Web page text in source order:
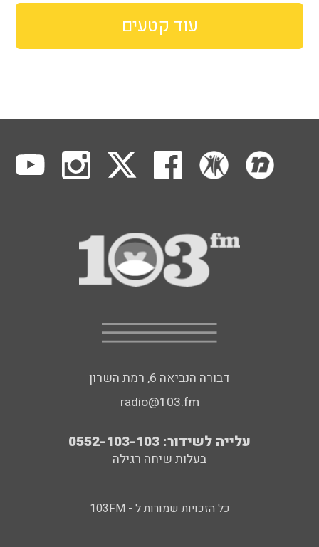
עוד קטעים
דבורה הנביאה 6, רמת השרון
radio@103.fm
עלייה לשידור: 0552-103-103
בעלות שיחה רגילה
כל הזכויות שמורות ל - 103FM